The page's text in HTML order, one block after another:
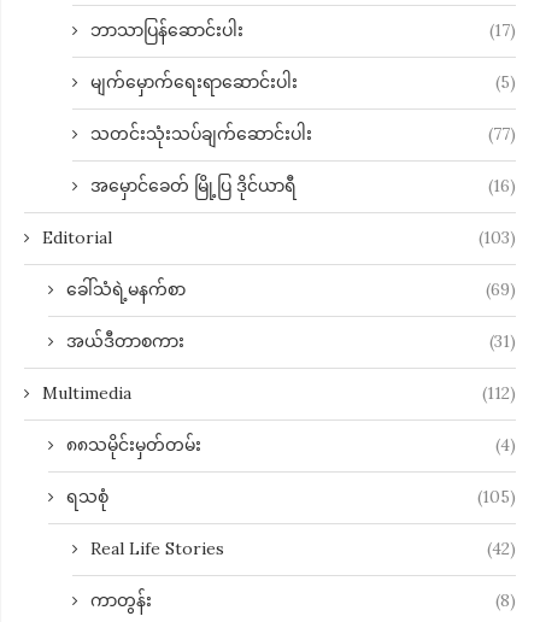
ဘာသာပြန်ဆောင်းပါး (17)
မျက်မှောက်ရေးရာဆောင်းပါး (5)
သတင်းသုံးသပ်ချက်ဆောင်းပါး (77)
အမှောင်ခေတ် မြို့ပြ ဒိုင်ယာရီ (16)
Editorial (103)
ခေါ်သံရဲ့မနက်စာ (69)
အယ်ဒီတာစကား (31)
Multimedia (112)
၈၈သမိုင်းမှတ်တမ်း (4)
ရသစုံ (105)
Real Life Stories (42)
ကာတွန်း (8)